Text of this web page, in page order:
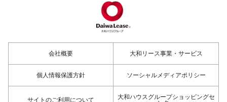
会社概要 大和リース事業・サービス
個人情報保護方針 ソーシャルメディアポリシー
サイトのご利用について
大和ハウスグループショッピングセ